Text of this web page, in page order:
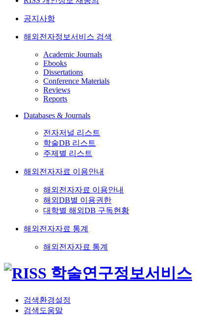
공지사항
해외전자정보서비스 검색
Academic Journals
Ebooks
Dissertations
Conference Materials
Reviews
Reports
Databases & Journals
전자저널 리스트
학술DB 리스트
주제별 리스트
해외전자자료 이용안내
해외전자자료 이용안내
해외DB별 이용권한
대학별 해외DB 구독현황
해외전자자료 통계
해외전자자료 통계
검색환경설정
검색도움말